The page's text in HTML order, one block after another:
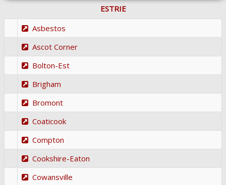
ESTRIE
Asbestos
Ascot Corner
Bolton-Est
Brigham
Bromont
Coaticook
Compton
Cookshire-Eaton
Cowansville